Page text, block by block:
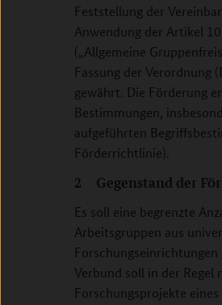
Feststellung der
Anwendung der Artikel
(„Allgemeine
Fassung der Verordnung
gewährt. Die Förderung
Bestimmungen,
aufgeführten
Förderrichtlinie).
2 Gegenstand der
Es soll eine begrenzte
Arbeitsgruppen aus
Verbund soll in der
Forschungsprojekte